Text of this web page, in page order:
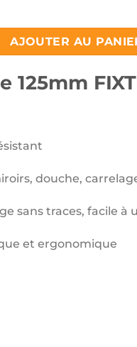
FIXTOP
AJOUTER AU
125mm
douche,
sans traces, facile à
et ergonomique